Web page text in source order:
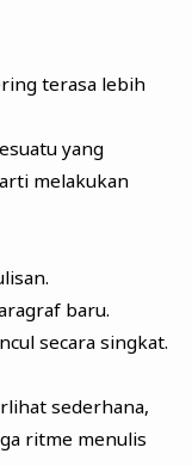
terasa lebih
yang
melakukan
baru.
secara singkat.
sederhana,
ritme menulis